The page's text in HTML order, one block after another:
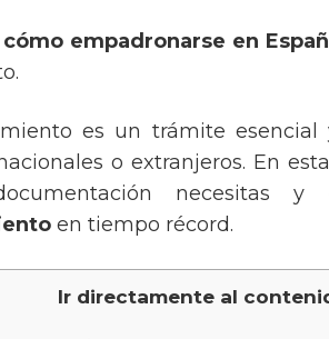
cómo empadronarse en
es un trámite
o extranjeros. En
necesitas
en tiempo récord.
Ir directamente al